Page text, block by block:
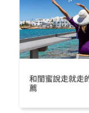
和閨蜜說走就走
薦